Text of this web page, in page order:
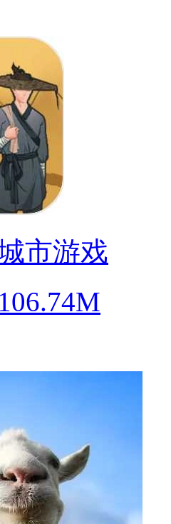
市游戏
106.74M